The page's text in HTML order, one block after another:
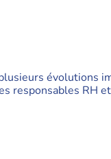
évolutions
responsables RH